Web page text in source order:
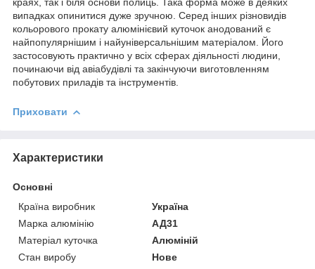
випадках опинитися дуже зручною. Серед інших різновидів
кольорового прокату алюмінієвий куточок анодований є
найпопулярнішим і найуніверсальнішим матеріалом. Його
застосовують практично у всіх сферах діяльності людини,
починаючи від авіабудівлі та закінчуючи виготовленням
побутових приладів та інструментів.
Приховати
Характеристики
Основні
Країна виробник
Україна
Марка алюмінію
АД31
Матеріал куточка
Алюміній
Стан виробу
Нове